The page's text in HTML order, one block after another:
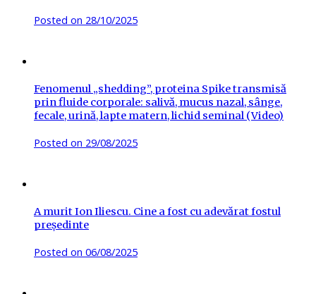
Posted on 28/10/2025
Fenomenul „shedding”, proteina Spike transmisă
prin fluide corporale: salivă, mucus nazal, sânge,
fecale, urină, lapte matern, lichid seminal (Video)
Posted on 29/08/2025
A murit Ion Iliescu. Cine a fost cu adevărat fostul
președinte
Posted on 06/08/2025